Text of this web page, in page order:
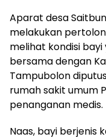
Aparat desa
melakukan
melihat kondisi
bersama dengan
Tampubolon
rumah sakit umum
penanganan medis.
Naas, bayi berjenis